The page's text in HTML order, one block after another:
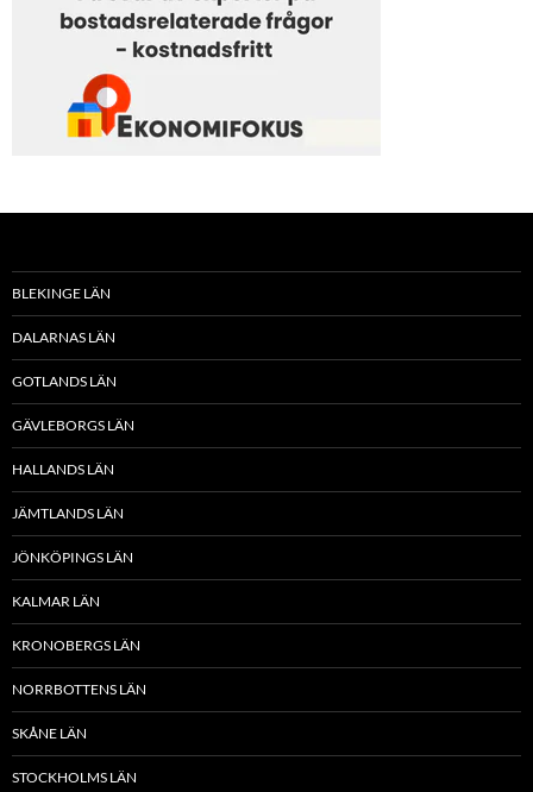
BLEKINGE LÄN
DALARNAS LÄN
GOTLANDS LÄN
GÄVLEBORGS LÄN
HALLANDS LÄN
JÄMTLANDS LÄN
JÖNKÖPINGS LÄN
KALMAR LÄN
KRONOBERGS LÄN
NORRBOTTENS LÄN
SKÅNE LÄN
STOCKHOLMS LÄN